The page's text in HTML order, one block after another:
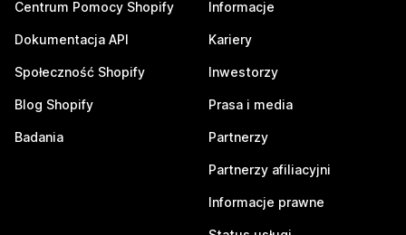
Centrum Pomocy Shopify
Dokumentacja API
Społeczność Shopify
Blog Shopify
Badania
Informacje
Kariery
Inwestorzy
Prasa i media
Partnerzy
Partnerzy afiliacyjni
Informacje prawne